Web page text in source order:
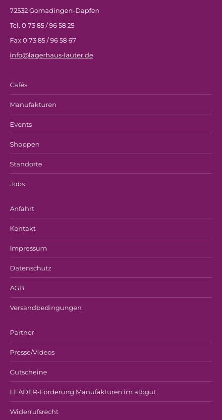
72532 Gomadingen-Dapfen
Tel. 0 73 85 / 96 58 25
Fax 0 73 85 / 96 58 67
info@lagerhaus-lauter.de
Cafés
Manufakturen
Events
Shoppen
Standorte
Jobs
Anfahrt
Kontakt
Impressum
Datenschutz
AGB
Versandbedingungen
Partner
Presse/Videos
Gutscheine
LEADER-Förderung Manufakturen im albgut
Widerrufsrecht